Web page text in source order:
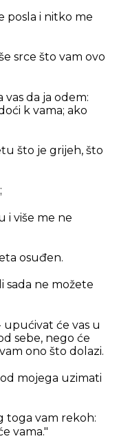
posla i nitko me
srce što vam ovo
vas da ja odem:
k vama; ako
što je grijeh, što
i više me ne
osuđen.
sada ne možete
upućivat će vas u
sebe, nego će
ono što dolazi.
mojega uzimati
toga vam rekoh:
vama."